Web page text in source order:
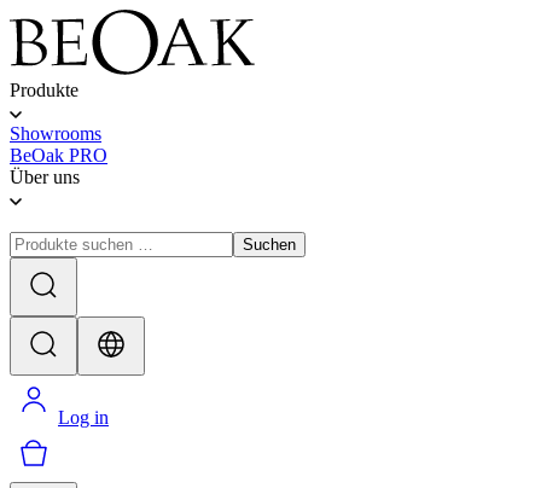
Produkte
Showrooms
BeOak PRO
Über uns
Suchen
Log in